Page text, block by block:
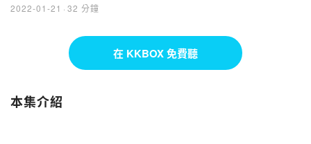
2022-01-21 · 32 分鐘
在 KKBOX 免費聽
本集介紹